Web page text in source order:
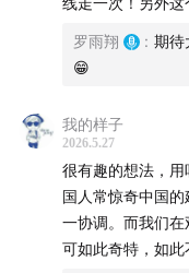
城市规划师、《创造
龙的朋友们一起
罗雨翔 : 期待
😁
我的样子
2026.5.27
很有趣的想法，
国人常惊奇中国
一协调。而我们
可如此奇特，如